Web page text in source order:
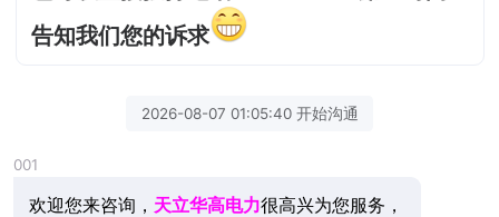
告知我们您的诉求
2026-08-07 01:05:40 开始沟通
001
欢迎您来咨询， 天立华高电力很高兴为您服务，